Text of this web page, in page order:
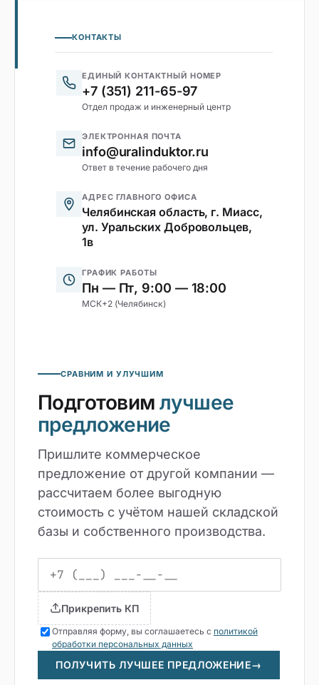
КОНТАКТЫ
ЕДИНЫЙ КОНТАКТНЫЙ НОМЕР
+7 (351) 211-65-97
Отдел продаж и инженерный центр
ЭЛЕКТРОННАЯ ПОЧТА
info@uralinduktor.ru
Ответ в течение рабочего дня
АДРЕС ГЛАВНОГО ОФИСА
Челябинская область, г. Миасс,
ул. Уральских Добровольцев,
1в
ГРАФИК РАБОТЫ
Пн — Пт, 9:00 — 18:00
МСК+2 (Челябинск)
СРАВНИМ И УЛУЧШИМ
Подготовим лучшее
предложение
Пришлите коммерческое
предложение от другой компании —
рассчитаем более выгодную
стоимость с учётом нашей складской
базы и собственного производства.
Прикрепить КП
Отправляя форму, вы соглашаетесь с политикой
обработки персональных данных
ПОЛУЧИТЬ ЛУЧШЕЕ ПРЕДЛОЖЕНИЕ→